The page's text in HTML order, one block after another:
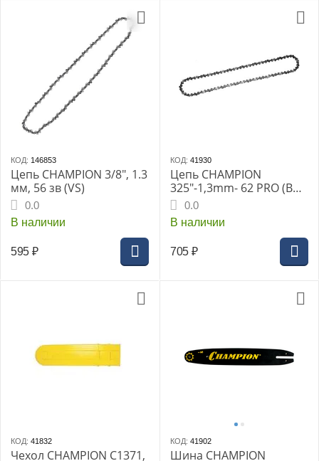
КОД: 146853
Цепь CHAMPION 3/8", 1.3
мм, 56 зв (VS)
0.0
В наличии
595 ₽
КОД: 41930
Цепь CHAMPION
325"-1,3mm- 62 PRO (BP),
CHAMPION, B050-BP-62E
0.0
В наличии
705 ₽
КОД: 41832
Чехол CHAMPION C1371,
КОД: 41902
Шина CHAMPION